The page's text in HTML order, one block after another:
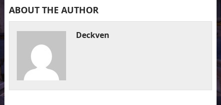
ABOUT THE AUTHOR
Deckven